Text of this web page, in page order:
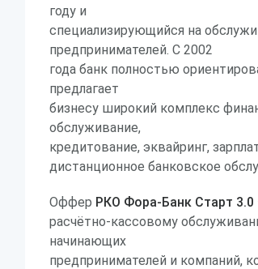
году и
специализирующийся на
предпринимателей. С 2002
года банк полностью
предлагает
бизнесу широкий комплекс
обслуживание,
кредитование, эквайринг,
дистанционное банковское
Оффер РКО Фора-Банк Старт 3.0
расчётно-кассовому
начинающих
предпринимателей и компаний,